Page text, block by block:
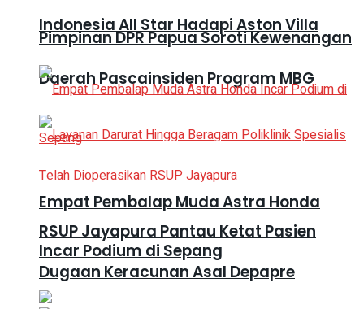
Pimpinan DPR Papua Soroti Kewenangan
Daerah Pascainsiden Program MBG
RSUP Jayapura Pantau Ketat Pasien
Dugaan Keracunan Asal Depapre
Indonesia All Star Hadapi Aston Villa
Empat Pembalap Muda Astra Honda
Incar Podium di Sepang